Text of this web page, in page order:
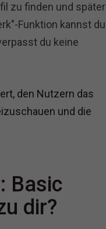
zu finden und später
Funktion kannst du
du keine
den Nutzern das
und die
Basic
dir?